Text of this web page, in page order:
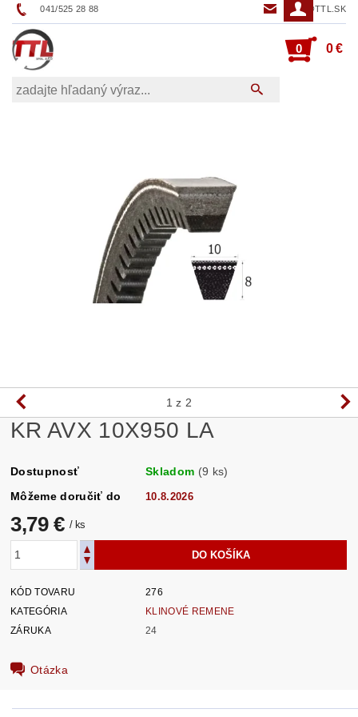
041/525 28 88 TTL@TTL.SK
0 0 €
1 z 2
KR AVX 10X950 LA
Dostupnosť Skladom (9 ks)
Môžeme doručiť do
10.8.2026
3,79 € / ks
KÓD TOVARU
276
KATEGÓRIA
KLINOVÉ REMENE
ZÁRUKA
24
Otázka